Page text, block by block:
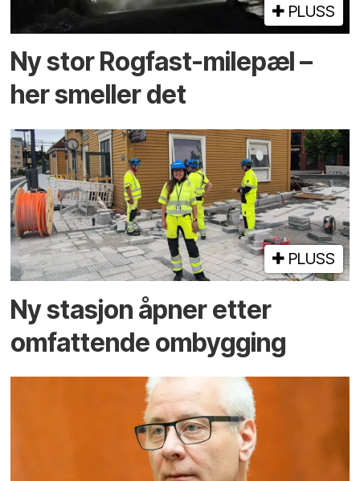
PLUSS
Ny stor Rogfast-milepæl –
her smeller det
PLUSS
Ny stasjon åpner etter
omfattende ombygging